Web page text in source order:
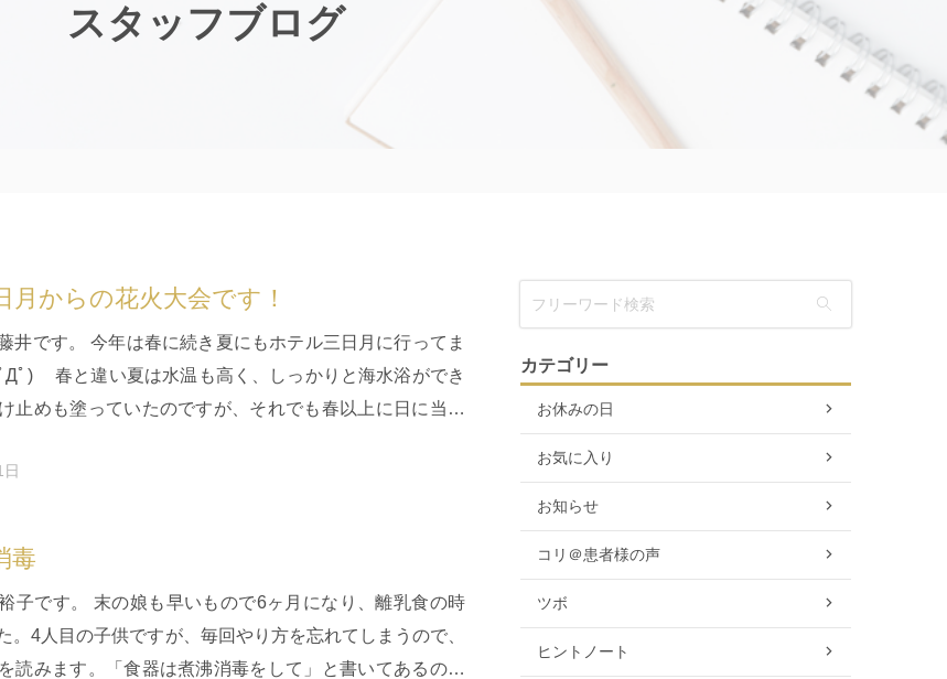
スタッフブログ
月からの花火大会です！
井です。 今年は春に続き夏にもホテル三日月に行ってま
Дﾟ)ゞ 春と違い夏は水温も高く、しっかりと海水浴ができ
止めも塗っていたのですが、それでも春以上に日に当た
毒
子です。 末の娘も早いもので6ヶ月になり、離乳食の時
。4人目の子供ですが、毎回やり方を忘れてしまうので、
読みます。「食器は煮沸消毒をして」と書いてあるので
カテゴリー
お休みの日
お気に入り
お知らせ
コリ＠患者様の声
ツボ
ヒントノート